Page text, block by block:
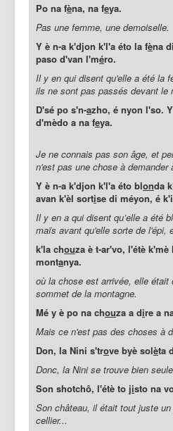
Po na fèna, na feya.
Pas une femme, une demoiselle.
Y è n-a k'djon k'l'a éto la fèna
paso d'van l'méro.
Il y en qui disent qu'elle a été la
ils ne sont pas passés devant le
D'sé po s'n-azho, é nyon l'so.
d'mèdo a na feya.
Je ne connais pas son âge, et
n'est pas une chose à demander
Y è n-a k'djon k'l'a éto blonda
avan k'èl sortise di méyon, é
Il y en a qui disent qu’elle a été
maïs avant qu'elle sorte de l'épi,
k'la chouza è t-ar'vo, l'étè
montanya.
où la chose est arrivée, elle était
sommet de la montagne.
Mé y è po na chouza a dire a
Mais ce n'est pas des choses à
Don, la Nini s'trove byè solèta
Donc, la Nini se trouve bien
Son shotchô, l'étè to jisto na
Son château, il était tout juste
cellier...